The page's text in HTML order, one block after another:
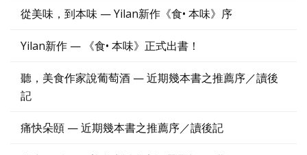
從美味，到本味 — Yilan新作《食• 本味》序
Yilan新作 — 《食• 本味》正式出書！
聽，美食作家說葡萄酒 — 近期幾本書之推薦序／讀後
記
痛快朵頤 — 近期幾本書之推薦序／讀後記